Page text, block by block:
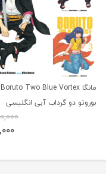
بوروتو دو گرداب آبی انگلیسی